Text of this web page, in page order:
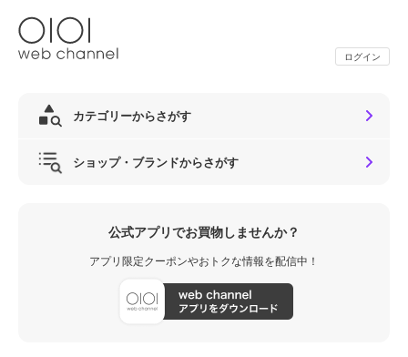
ログイン
カテゴリーからさがす
ショップ・ブランドからさがす
公式アプリでお買物しませんか？
アプリ限定クーポンやおトクな情報を配信中！